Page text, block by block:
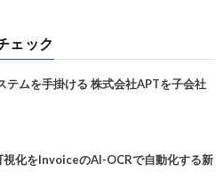
ェック
テムを手掛ける 株式会社APTを子会社
化をInvoiceのAI-OCRで自動化する新